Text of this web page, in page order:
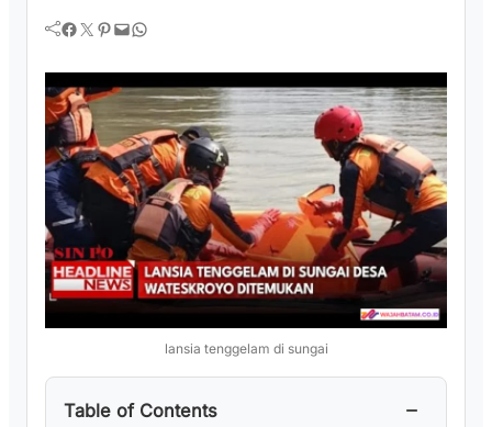
Facebook Twitter Pinterest Mail WhatsApp
lansia tenggelam di sungai
Table of Contents −